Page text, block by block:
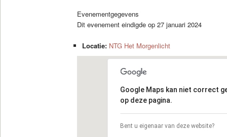
Evenementgegevens
Dit evenement eindigde op 27 januari 2024
Locatie: NTG Het Morgenlicht
Google Maps kan niet correct
op deze pagina.
Bent u eigenaar van deze website?